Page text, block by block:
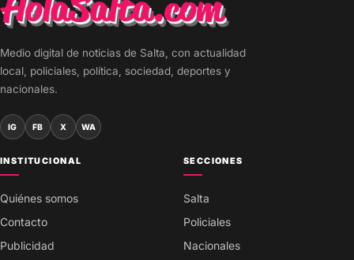
Medio digital de noticias de Salta, con actualidad
local, policiales, política, sociedad, deportes y
nacionales.
IG FB X WA
INSTITUCIONAL
Quiénes somos
Contacto
Publicidad
SECCIONES
Salta
Policiales
Nacionales